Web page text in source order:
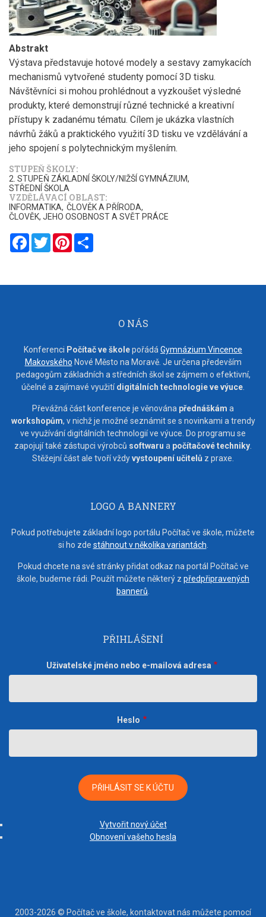
Abstrakt
Výstava představuje hotové modely a sestavy zamykacích
mechanismů vytvořené studenty pomocí 3D tisku.
Návštěvníci si mohou prohlédnout a vyzkoušet výsledné
produkty, které demonstrují různé technické a kreativní
přístupy k zadanému tématu. Cílem je ukázka vlastních
návrhů žáků a praktického využití 3D tisku ve vzdělávání a
jeho spojení s polytechnickým myšlením.
STUPEŇ ŠKOLY
2. STUPEŇ ZÁKLADNÍ ŠKOLY/NIŽŠÍ GYMNÁZIUM
STŘEDNÍ ŠKOLA
VZDĚLÁVACÍ OBLAST
INFORMATIKA ČLOVĚK A PŘÍRODA
ČLOVĚK, JEHO OSOBNOST A SVĚT PRÁCE
Facebook
TwitterPinterest
O NÁS
Konferenci Počítač ve školepořádá Gymnázium Vincence
Makovského Nové Město na Moravě. Je určena především
pedagogům základních a středních škol se zájmem o efektivní,
účelné a zajímavé využitídigitálních technologie ve výuce
Převážná část konference je věnována přednáškám a
workshopům, v nichž je možné seznámit se s novinkami a trendy
ve využívání digitálních technologií ve výuce. Do programu se
zapojují také zástupci výrobců softwaru a počítačové techniky
Stěžejní část ale tvoří vždyvystoupení učitelů z praxe.
LOGO A BANNERY
Pokud potřebujete základní logo portálu Počítač ve škole, můžete
si ho zde stáhnout v několika variantách
Pokud chcete na své stránky přidat odkaz na portál Počítač ve
škole, budeme rádi. Použít můžete některý z předpřipravených
bannerů
PŘIHLÁŠENÍ
Uživatelské jméno nebo e-mailová adresa
Heslo
Vytvořit nový účet
Obnovení vašeho hesla
2003-2026 © Počítač ve škole, kontaktovat nás můžete pomocí